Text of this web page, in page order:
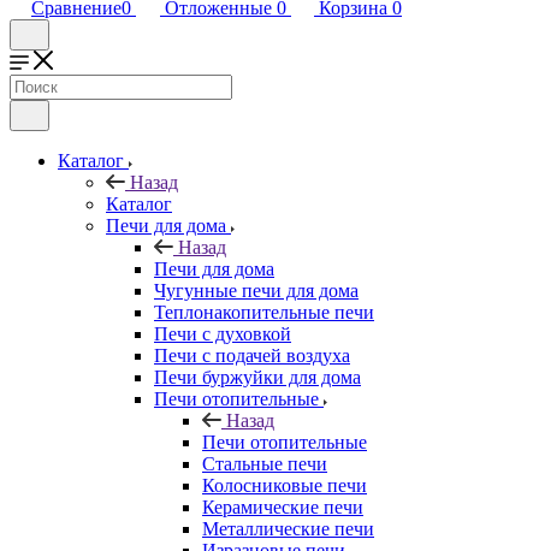
Сравнение0 Отложенные 0 Корзина 0
Каталог
Назад
Каталог
Печи для дома
Назад
Печи для дома
Чугунные печи для дома
Теплонакопительные печи
Печи с духовкой
Печи с подачей воздуха
Печи буржуйки для дома
Печи отопительные
Назад
Печи отопительные
Стальные печи
Колосниковые печи
Керамические печи
Металлические печи